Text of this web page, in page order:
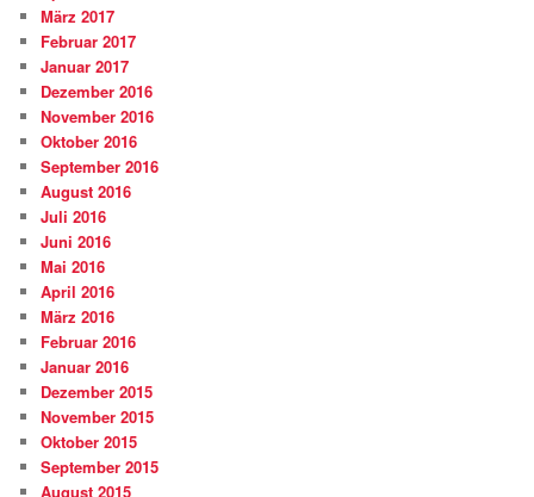
März 2017
Februar 2017
Januar 2017
Dezember 2016
November 2016
Oktober 2016
September 2016
August 2016
Juli 2016
Juni 2016
Mai 2016
April 2016
März 2016
Februar 2016
Januar 2016
Dezember 2015
November 2015
Oktober 2015
September 2015
August 2015